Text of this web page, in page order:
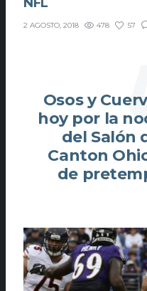
2 AGOSTO, 2018 478 57
Osos y
hoy por la
del Salón
Canton
de